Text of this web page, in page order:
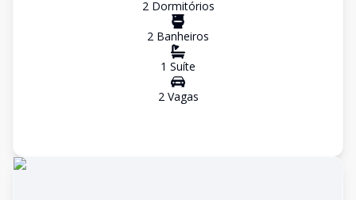
2Dormitórios
2 Banheiros
1 Suíte
2Vagas